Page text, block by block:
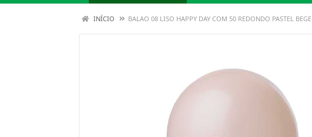
INÍCIO BALAO 08 LISO HAPPY DAY COM 50 REDONDO PASTEL BEGE